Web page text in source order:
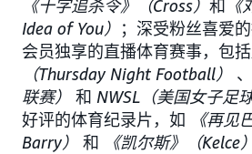
《十字追杀令》（Cross） 和
Idea of You） ；深受粉丝喜爱
会员独享的直播体育赛事，包括
（Thursday Night Football） 、
联赛）
和 NWSL（美国女子足
好评的体育纪录片，如
《再见
Barry）
和 《凯尔斯》（Kelce）